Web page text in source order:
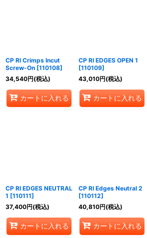
CP RI Crimps Incut
Screw-On [110108]
34,540円(税込)
カートに入れる
CP RI EDGES OPEN 1
[110109]
43,010円(税込)
カートに入れる
CP RI EDGES NEUTRAL
1 [110111]
37,400円(税込)
カートに入れる
CP RI Edges Neutral 2
[110112]
40,810円(税込)
カートに入れる